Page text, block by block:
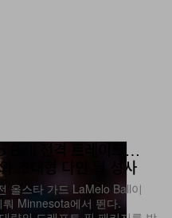
대형 다인 딜 성사
올스타 가드 LaMelo Ball이
Minnesota에서 뛴다.
의 드래프트 픽 패키지를 받